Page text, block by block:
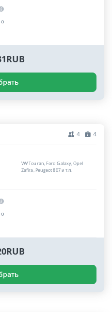
4 4
VW Touran, Ford Galaxy, Opel
Zafira, Peugeot 807 и т.п.